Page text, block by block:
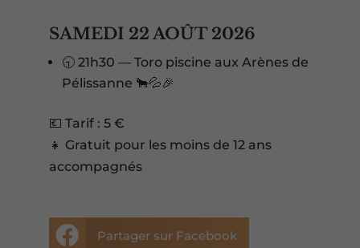
SAMEDI 22 AOÛT 2026
🕤 21h30 — Toro piscine aux Arènes de
Pélissanne 🐂💦🎉
💶 Tarif : 5 €
👧 Gratuit pour les moins de 12 ans
accompagnés
 Partager sur Facebook